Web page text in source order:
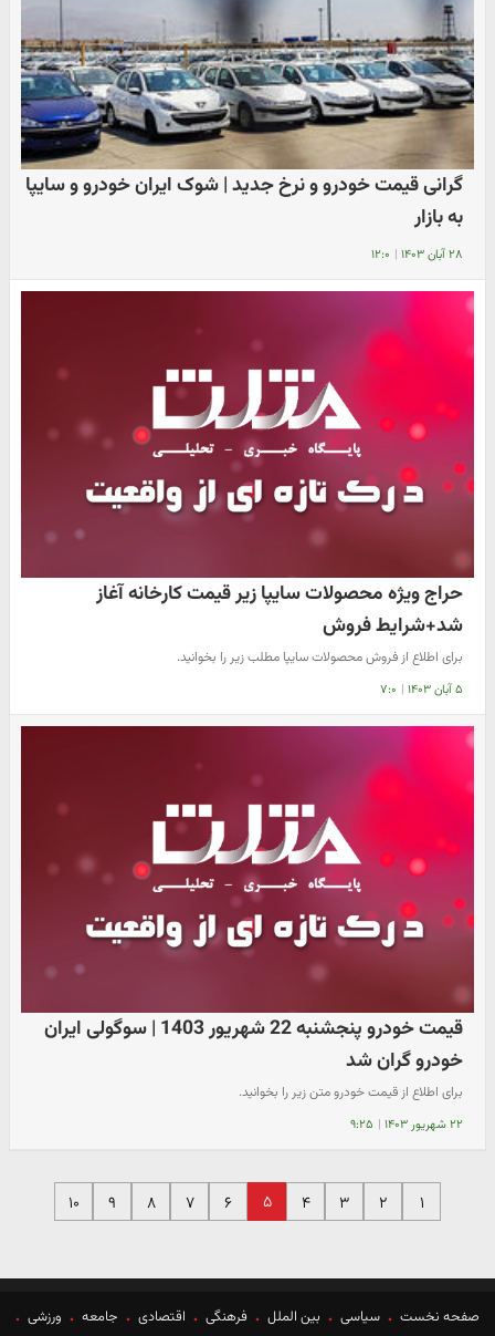
گرانی قیمت خودرو و نرخ جدید | شوک ایران خودرو و سایپا
به بازار
۲۸ آبان ۱۴۰۳ | ۱۲:۰
حراج ویژه محصولات سایپا زیر قیمت کارخانه آغاز
شد+شرایط فروش
برای اطلاع از فروش محصولات سایپا مطلب زیر را بخوانید.
۵ آبان ۱۴۰۳ | ۷:۰
قیمت خودرو پنجشنبه 22 شهریور 1403 | سوگولی ایران
خودرو گران شد
برای اطلاع از قیمت خودرو متن زیر را بخوانید.
۲۲ شهریور ۱۴۰۳ | ۹:۲۵
۱ ۲ ۳ ۴ ۵ ۶ ۷ ۸ ۹ ۱۰
صفحه نخست سیاسی بین الملل فرهنگی اقتصادی جامعه
ورزشی